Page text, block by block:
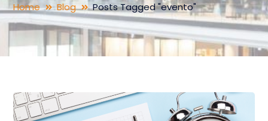
Home Blog Posts Tagged "evento"